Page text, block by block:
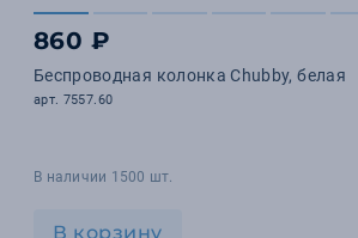
860 ₽
Беспроводная колонка Chubby, белая
арт. 7557.60
В наличии 1500 шт.
В корзину